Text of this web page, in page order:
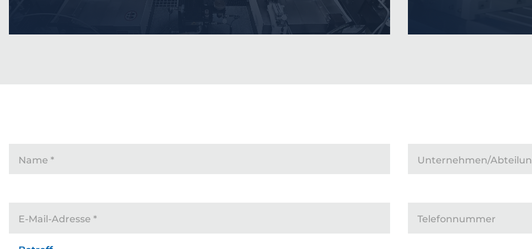
Name * Unternehmen/
E-Mail-Adresse * Telefonnummer